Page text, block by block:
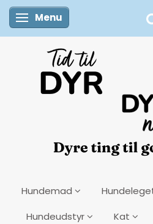
Skifte navigation
Menu
Hundemad
Hundeudstyr Kat